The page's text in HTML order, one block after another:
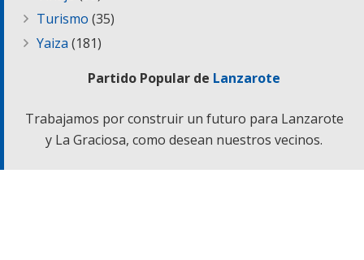
Turismo (35)
Yaiza (181)
Partido Popular de Lanzarote
Trabajamos por construir un futuro para Lanzarote
y La Graciosa, como desean nuestros vecinos.